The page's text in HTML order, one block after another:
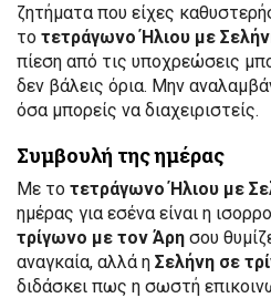
ζητήματα που είχες
το τετράγωνο Ήλιου με
πίεση από τις υποχρεώσεις
δεν βάλεις όρια. Μην
όσα μπορείς να διαχειριστείς.
Συμβουλή της ημέρας
Με το τετράγωνο Ήλιου με
ημέρας για εσένα είναι η
τρίγωνο με τον Άρη σου
αναγκαία, αλλά η Σελήνη σε
διδάσκει πως η σωστή